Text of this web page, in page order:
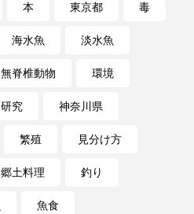
貝 賀露かにっこ館
足摺海洋館SATOUMI
近畿大学
本 東京都 毒
海水魚 淡水魚
無脊椎動物 環境
研究 神奈川県
繁殖 見分け方
郷土料理 釣り
魚食